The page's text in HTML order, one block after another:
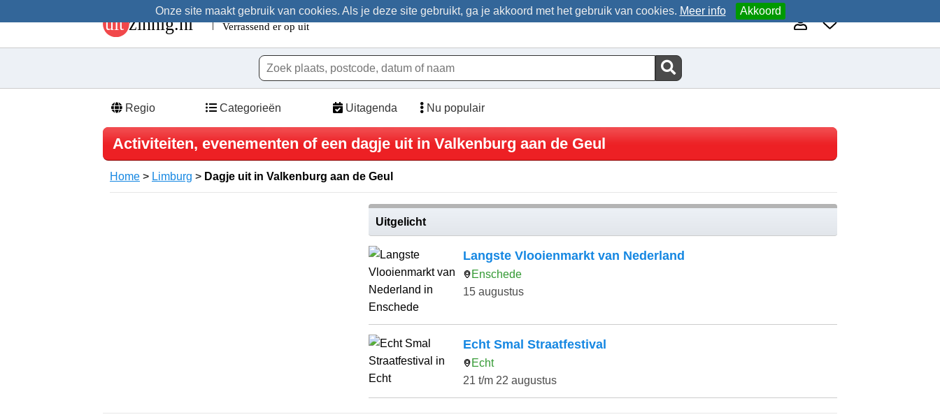
Onze site maakt gebruik van cookies. Als je deze site gebruikt, ga je akkoord met het gebruik van cookies. Meer info Akkoord
Regio Categorieën Uitagenda Nu populair
Activiteiten, evenementen of een dagje uit in Valkenburg aan de Geul
Home > Limburg > Dagje uit in Valkenburg aan de Geul
Uitgelicht
Langste Vlooienmarkt van Nederland
Enschede
15 augustus
Echt Smal Straatfestival
Echt
21 t/m 22 augustus